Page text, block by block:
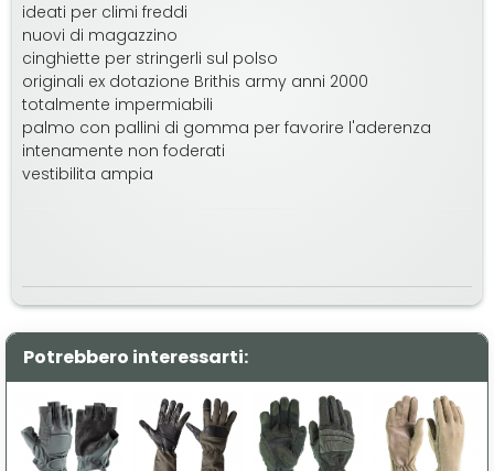
ideati per climi freddi
nuovi di magazzino
cinghiette per stringerli sul polso
originali ex dotazione Brithis army anni 2000
totalmente impermiabili
palmo con pallini di gomma per favorire l'aderenza
intenamente non foderati
vestibilita ampia
Potrebbero interessarti: